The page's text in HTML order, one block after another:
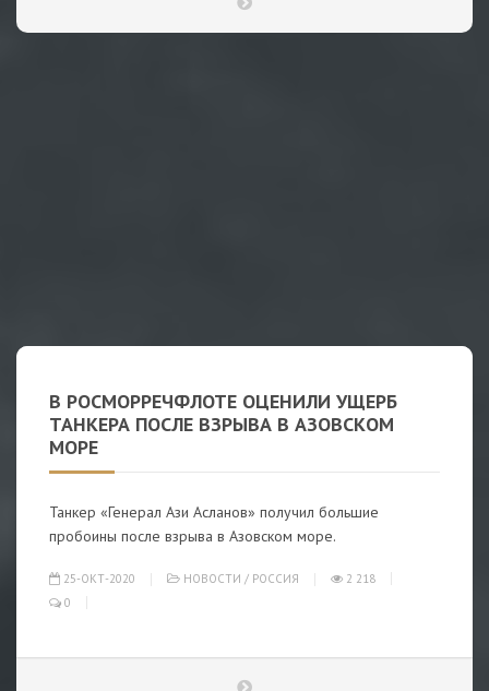
В РОСМОРРЕЧФЛОТЕ ОЦЕНИЛИ УЩЕРБ
ТАНКЕРА ПОСЛЕ ВЗРЫВА В АЗОВСКОМ
МОРЕ
Танкер «Генерал Ази Асланов» получил большие
пробоины после взрыва в Азовском море.
25-ОКТ-2020 НОВОСТИ / РОССИЯ
2 218
0